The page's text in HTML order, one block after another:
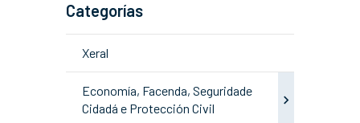
Categorías
Xeral
Economía, Facenda, Seguridade
Cidadá e Protección Civil